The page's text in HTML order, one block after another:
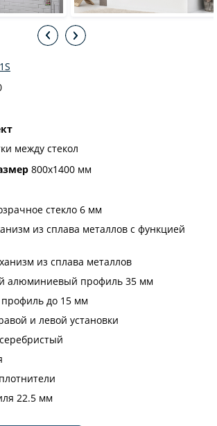
между стекол
800х1400 мм
стекло 6 мм
из сплава металлов с функцией
из сплава металлов
алюминиевый профиль 35 мм
до 15 мм
и левой установки
22.5 мм